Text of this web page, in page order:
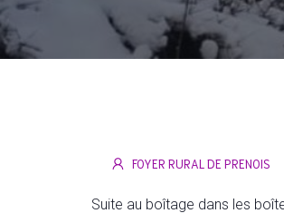
FOYER RURAL DE PRENOIS
Suite au boîtage dans les